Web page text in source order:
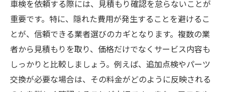
車検を依頼する際には、見積もり確認を怠らないことが
重要です。特に、隠れた費用が発生することを避けるこ
とが、信頼できる業者選びのカギとなります。複数の業
者から見積もりを取り、価格だけでなくサービス内容も
しっかりと比較しましょう。例えば、追加点検やパーツ
交換が必要な場合は、その料金がどのように反映される